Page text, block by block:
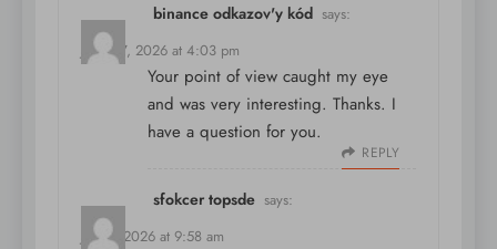
binance odkazov'y kód says:
June 27, 2026 at 4:03 pm
Your point of view caught my eye
and was very interesting. Thanks. I
have a question for you.
REPLY
sfokcer topsde says:
July 5, 2026 at 9:58 am